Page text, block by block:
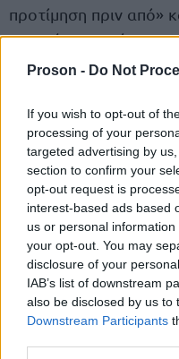
Proson - Do Not
If you wish to opt-out of
processing of your
targeted advertising by
section to confirm your
opt-out request is
interest-based ads based
us or personal
your opt-out. You may
disclosure of your
IAB’s list of downstream
also be disclosed by us to
Downstream Participants
προτίμηση πριν από»
αφορά την ποιότητα
δεύτερη σχετίζεται
να αποτρέψει
είναι ακόμα
Μικρές αλλαγές
Ακόμη και μικρές
σερβίρισμα
υπολειμμάτων για
μειώσουν αισθητά
συνειδητή